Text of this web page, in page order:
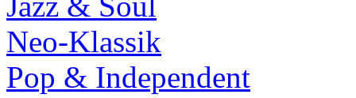
Neo-Klassik
Pop & Independent